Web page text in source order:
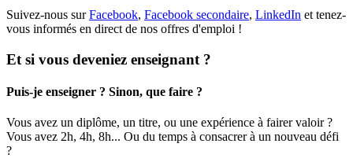
Suivez-nous surFacebook, Facebook secondaire, LinkedIn et tenez-
vous informés en direct de nos offres d'emploi !
Et si vous deveniez enseignant ?
Puis-je enseigner ? Sinon, que faire ?
Vous avez un diplôme, un titre, ou une expérience à fairer valoir ?
Vous avez 2h, 4h, 8h... Ou du temps à consacrer à un nouveau défi
?